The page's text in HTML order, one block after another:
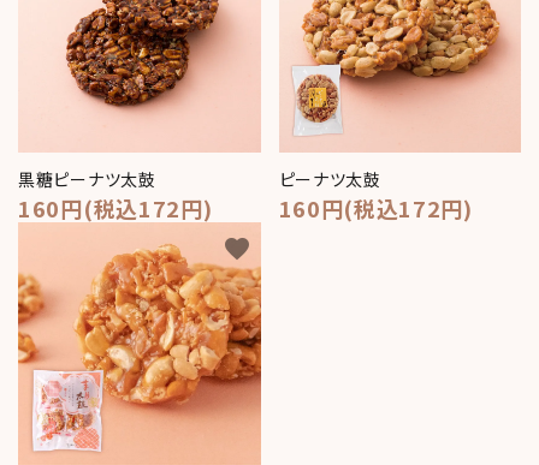
プライバシーポリシー
特定商取引法について
お問い合わせ
ACCOUNT MENU
ようこそ ゲスト 様
meeting_room ログイン person 新規会員登録
黒糖ピーナツ太鼓
160円(税込172円)
ピーナツ太鼓
160円(税込172円)
favorite